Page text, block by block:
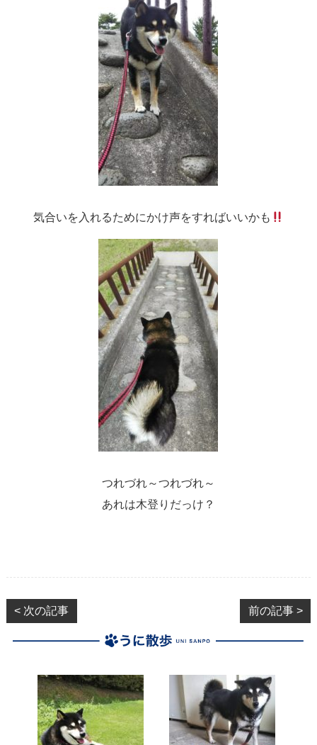
気合いを入れるためにかけ声をすればいいかも
つれづれ～つれづれ～
あれは木登りだっけ？
< 次の記事 前の記事 >